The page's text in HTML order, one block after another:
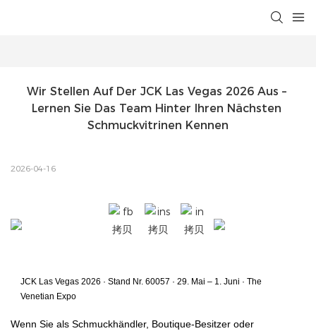
Wir Stellen Auf Der JCK Las Vegas 2026 Aus –
Lernen Sie Das Team Hinter Ihren Nächsten
Schmuckvitrinen Kennen
2026-04-16
JCK Las Vegas 2026 · Stand Nr. 60057 · 29. Mai – 1. Juni · The
Venetian Expo
Wenn Sie als Schmuckhändler, Boutique-Besitzer oder